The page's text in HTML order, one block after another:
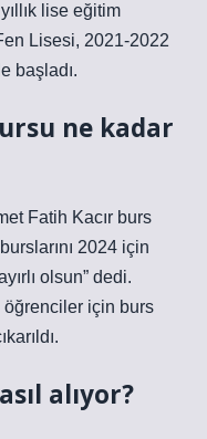
lise eğitim
Lisesi, 2021-2022
başladı.
ne kadar
Fatih Kacır burs
2024 için
olsun” dedi.
öğrenciler için burs
alıyor?